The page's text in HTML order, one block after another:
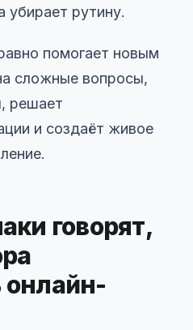
убирает рутину.
помогает новым
сложные вопросы,
решает
и создаёт живое
говорят,